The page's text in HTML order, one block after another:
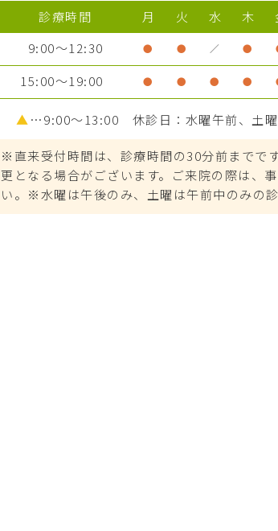
診療時間 月 火 水 木
9:00～12:30
● ● ／ ●
15:00～19:00 ● ● ● ●
▲ …9:00～13:00 休診日：水曜午前、土
※直来受付時間は、診療時間の30分前までで
更となる場合がございます。ご来院の際は、
い。※水曜は午後のみ、土曜は午前中のみの診